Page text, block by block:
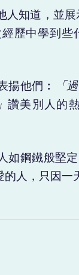
人知道，並
歷中學到
揚他們︰
「
讚美別人的
如鋼鐵般堅
人，只因一